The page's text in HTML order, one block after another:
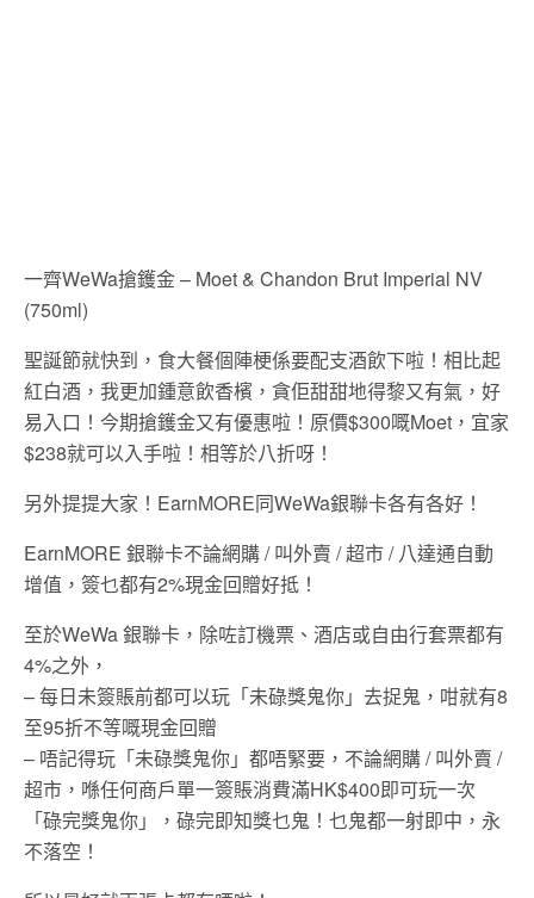
一齊WeWa搶鑊金 – Moet & Chandon Brut Imperial NV
(750ml)
聖誕節就快到，食大餐個陣梗係要配支酒飲下啦 ！相比起
紅白酒，我更加鍾意飲香檳，貪佢甜甜地得黎又有氣，好
易入口 ！今期搶鑊金又有優惠啦！原價$300嘅Moet ，宜家
$238就可以入手啦！相等於八折呀！
另外提提大家！EarnMORE同WeWa銀聯卡各有各好！
EarnMORE 銀聯卡不論網購 / 叫外賣 / 超市 / 八達通自動
增值，簽乜都有2%現金回贈好抵！
至於WeWa 銀聯卡，除咗訂機票、酒店或自由行套票都有
4%之外，
– 每日未簽賬前都可以玩「未碌獎鬼你」去捉鬼，咁就有8
至95折不等嘅現金回贈
– 唔記得玩「未碌獎鬼你」都唔緊要，不論網購 / 叫外賣 /
超市，喺任何商戶單一簽賬消費滿HK$400即可玩一次
「碌完獎鬼你」，碌完即知獎乜鬼！乜鬼都一射即中，永
不落空！